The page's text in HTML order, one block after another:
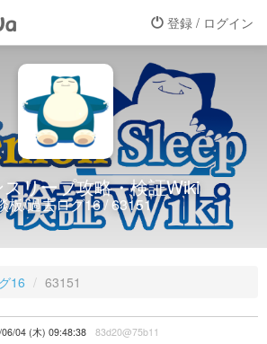
登録 / ログイン
リープ攻略・検証Wiki
板/過去ログ16 / 63151
16 63151
04 (木) 09:48:38 83d20@75b11